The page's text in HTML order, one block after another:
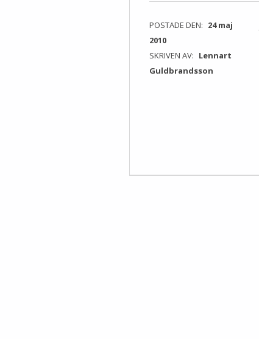
POSTADE DEN: 24 maj
2010
SKRIVEN AV: Lennart
Guldbrandsson